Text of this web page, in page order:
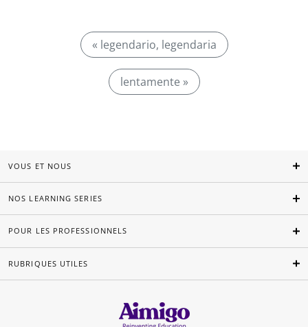
« legendario, legendaria
lentamente »
VOUS ET NOUS
NOS LEARNING SERIES
POUR LES PROFESSIONNELS
RUBRIQUES UTILES